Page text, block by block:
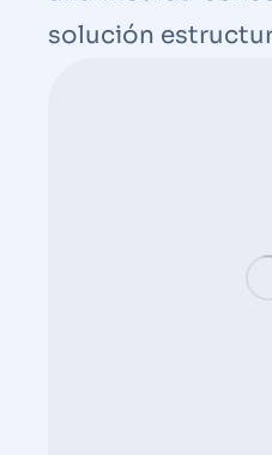
solución